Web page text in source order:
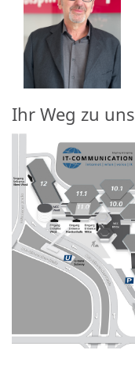
Ihr Weg zu uns